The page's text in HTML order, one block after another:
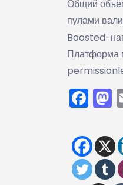
Общий
пулами
Boosted-
Платформа